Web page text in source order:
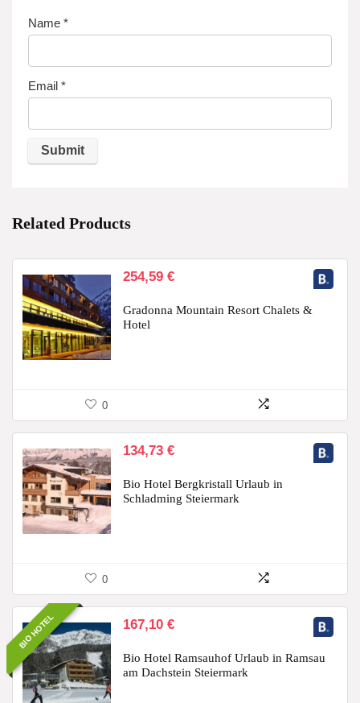
Name *
Email *
Related Products
254,59 €
Gradonna Mountain Resort Chalets &
Hotel
0
134,73 €
Bio Hotel Bergkristall Urlaub in
Schladming Steiermark
0
BIO HOTEL 167,10 €
Bio Hotel Ramsauhof Urlaub in Ramsau
am Dachstein Steiermark